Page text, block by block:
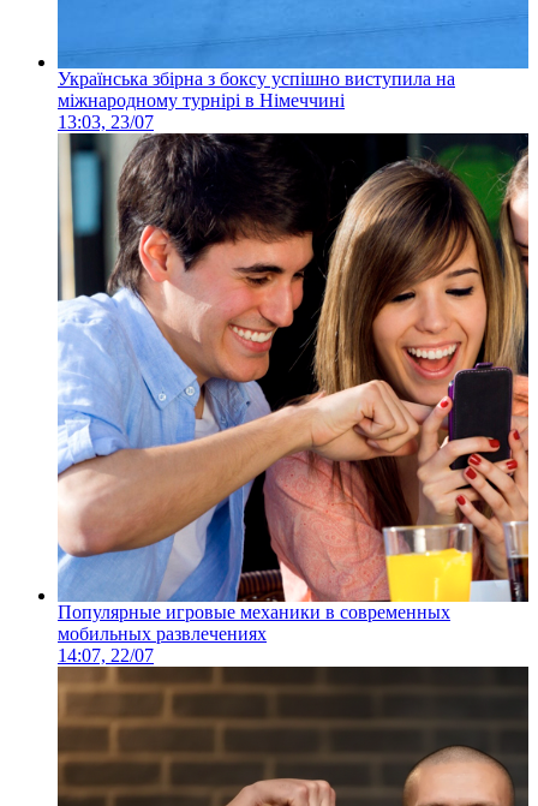
Українська збірна з боксу успішно виступила на
міжнародному турнірі в Німеччині
13:03, 23/07
Популярные игровые механики в современных
мобильных развлечениях
14:07, 22/07